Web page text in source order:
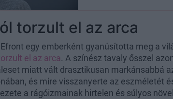
torzult el az arca
egy emberként gyanúsította meg a
el az arca. A színész tavaly ősszel
miatt vált drasztikusan markánsabbá
és mire visszanyerte az eszméletét
a rágóizmainak hirtelen és súlyos